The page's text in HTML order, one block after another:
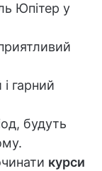
Юпітер у
гарний
будуть
курси